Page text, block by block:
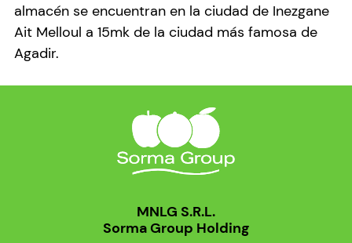
almacén se encuentran en la ciudad de Inezgane
Ait Melloul a 15mk de la ciudad más famosa de
Agadir.
MNLG S.R.L.
Sorma Group Holding